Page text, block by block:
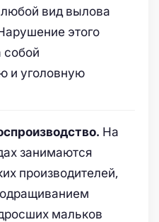
любой вид вылова
этого
собой
и уголовную
На
занимаются
производителей,
мальков